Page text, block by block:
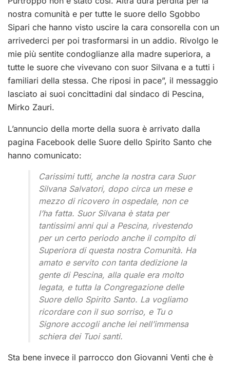
nostra comunità e per tutte le suore dello Sgobbo
Sipari che hanno visto uscire la cara consorella con un
arrivederci per poi trasformarsi in un addio. Rivolgo le
mie più sentite condoglianze alla madre superiora, a
tutte le suore che vivevano con suor Silvana e a tutti i
familiari della stessa. Che riposi in pace”, il messaggio
lasciato ai suoi concittadini dal sindaco di Pescina,
Mirko Zauri.
L’annuncio della morte della suora è arrivato dalla
pagina Facebook delle Suore dello Spirito Santo che
hanno comunicato:
Carissimi tutti, anche la nostra cara Suor
Silvana Salvatori, dopo circa un mese e
mezzo di ricovero in ospedale, non ce
l’ha fatta. Suor Silvana è stata per
tantissimi anni qui a Pescina, rivestendo
per un certo periodo anche il compito di
Superiora di questa nostra Comunità. Ha
amato e servito con tanta dedizione la
gente di Pescina, alla quale era molto
legata, e tutta la Congregazione delle
Suore dello Spirito Santo. La vogliamo
ricordare con il suo sorriso, e Tu o
Signore accogli anche lei nell’immensa
schiera dei Tuoi santi.
Sta bene invece il parrocco don Giovanni Venti che è